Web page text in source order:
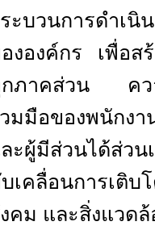
ะบวนการดำเนิ
งองค์กร เพื่อส
ภาคส่วน ควา
มมือของพนักง
ะผู้มีส่วนได้ส่ว
เคลื่อนการเ
คม และสิ่งแวดล้